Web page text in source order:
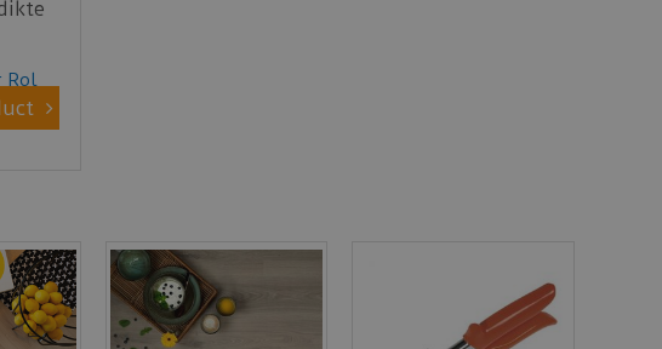
Rol